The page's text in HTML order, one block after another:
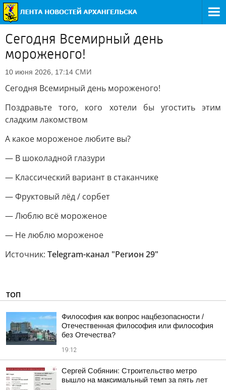
Сегодня Всемирный день
мороженого!
10 июня 2026, 17:14 СМИ
Сегодня Всемирный день мороженого!
Поздравьте того, кого хотели бы угостить этим
сладким лакомством
А какое мороженое любите вы?
— В шоколадной глазури
— Классический вариант в стаканчике
— Фруктовый лёд / сорбет
— Люблю всё мороженое
— Не люблю мороженое
Источник: Telegram-канал "Регион 29"
ТОП
Философия как вопрос нацбезопасности /
Отечественная философия или философия
без Отечества?
19:12
Сергей Собянин: Строительство метро
вышло на максимальный темп за пять лет